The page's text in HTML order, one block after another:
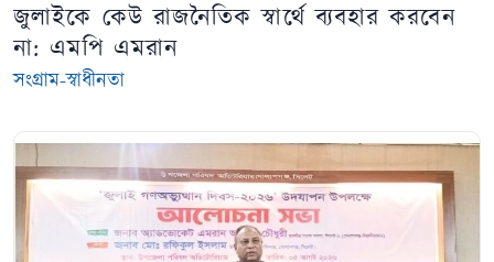
জুলাইকে কেউ রাজনৈতিক স্বার্থে ব্যবহার করবেন
না: এমপি এমরান
সংগ্রাম-স্বাধীনতা